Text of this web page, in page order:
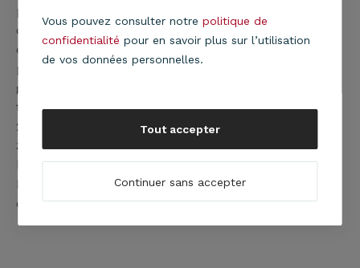
paiement, il vous sera demandé d'entrer les détails
de cette carte lors du processus de commande, et
de suivre les instructions fournies lorsque vous
passez votre première commande. Afin de vous
garantir une sécurité maximale, nous utilisons la
technologie "3D SECURE"
​2 - L'utilisation d'un compte paypal
3 - Le réglement par chèque (délai de gestion et de
livraison rallongés)
N'hésitez pas à nous contacter si vous avez des
questions concernant les moyens de paiements.
Vous pouvez consulter notrepolitique de
confidentialité pour en savoir plus sur l’utilisation
de vos données personnelles.
Continuer sans accepter
Tout accepter